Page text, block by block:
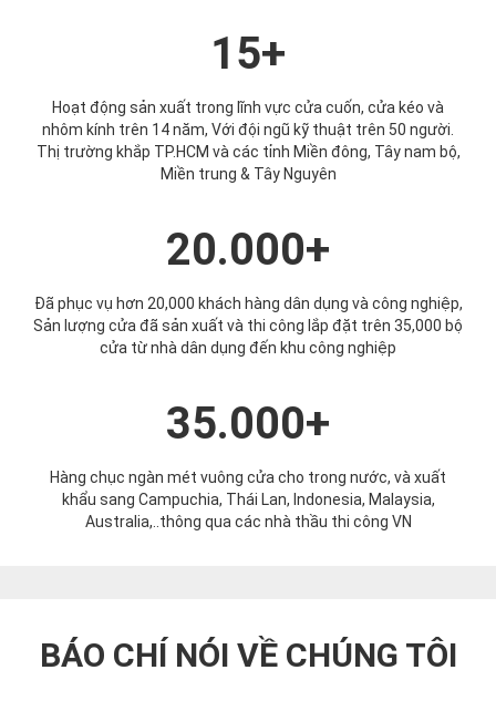
15+
Hoạt động sản xuất trong lĩnh vực cửa cuốn, cửa kéo và
nhôm kính trên 14 năm, Với đội ngũ kỹ thuật trên 50 người.
Thị trường khắp TP.HCM và các tỉnh Miền đông, Tây nam bộ,
Miền trung & Tây Nguyên
20.000+
Đã phục vụ hơn 20,000 khách hàng dân dụng và công nghiệp,
Sản lượng cửa đã sản xuất và thi công lắp đặt trên 35,000 bộ
cửa từ nhà dân dụng đến khu công nghiệp
35.000+
Hàng chục ngàn mét vuông cửa cho trong nước, và xuất
khẩu sang Campuchia, Thái Lan, Indonesia, Malaysia,
Australia,..thông qua các nhà thầu thi công VN
BÁO CHÍ NÓI VỀ CHÚNG TÔI